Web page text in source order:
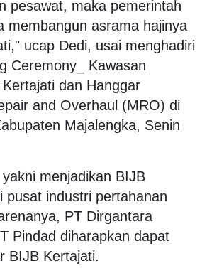
pesawat, maka pemerintah
membangun asrama hajinya
ucap Dedi, usai menghadiri
Ceremony_ Kawasan
dan Hanggar
and Overhaul (MRO) di
Majalengka, Senin
menjadikan BIJB
pusat industri pertahanan
PT Dirgantara
Pindad diharapkan dapat
BIJB Kertajati.